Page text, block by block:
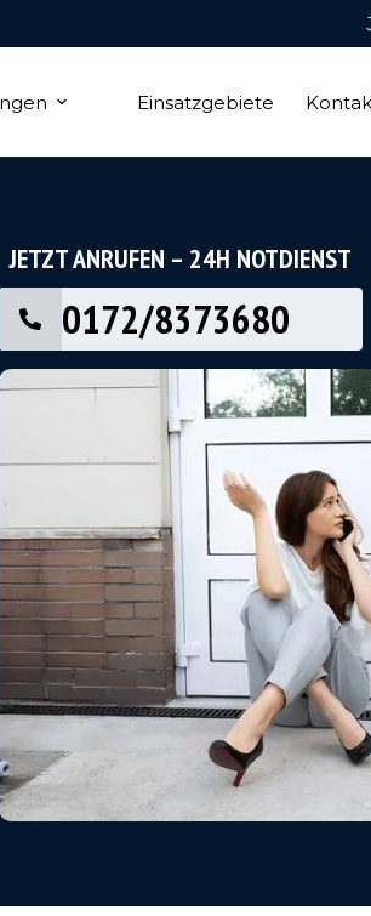
Einsatzgebiete
JETZT ANRUFEN – 24H NOTDIENST
0172/8373680